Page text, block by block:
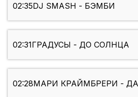
02:35DJ SMASH - БЭМБИ
02:31ГРАДУСЫ - ДО СОЛНЦА
02:28МАРИ КРАЙМБРЕРИ -